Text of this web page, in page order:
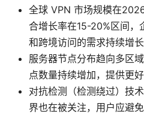
全球 VPN 市场规模在
合增长率在15-20%区间，
和跨境访问的需求持续增长
服务器节点分布趋向多区
点数量持续增加，提供更好
对抗检测（检测绕过）技
界也在被关注，用户应避免